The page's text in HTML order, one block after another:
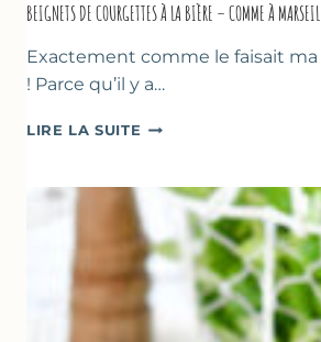
BEIGNETS DE COURGETTES À LA BIÈRE – COMME À
Exactement comme le faisait
! Parce qu’il y a…
LIRE LA SUITE BEIGNETS
LA
BIÈRE
–
COMME
À
MARSEILLE